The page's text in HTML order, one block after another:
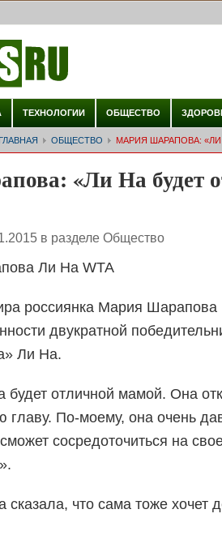
ТЕХНОЛОГИИ ОБЩЕСТВО
ГЛАВНАЯ ОБЩЕСТВО МАРИЯ ШАРАПОВА:
«Ли На будет
в разделе Общество
Ли На WTA
россиянка Мария
двукратной
Ли На.
будет отличной мамой. Она
главу. По-моему, она очень
сосредоточиться на
сказала, что сама тоже хочет